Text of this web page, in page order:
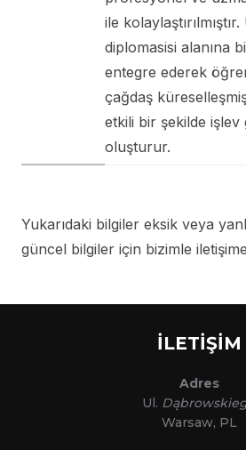
ile
diplomasisi alanına
entegre ederek
çağdaş
etkili bir şekilde
oluşturur.
Yukarıdaki bilgiler eksik veya
güncel bilgiler için bizimle
İLETİŞİM
Adres
Ul.
Warsaw, PL